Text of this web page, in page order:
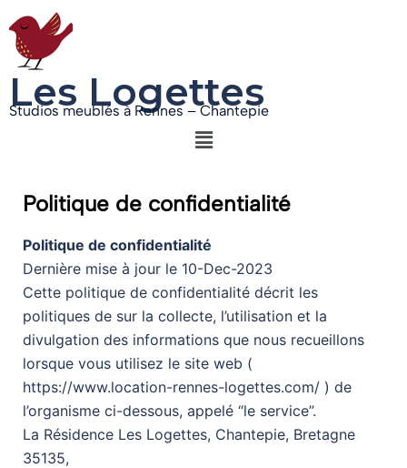
Les Logettes
Studios meublés à Rennes – Chantepie
Politique de confidentialité
Politique de confidentialité
Dernière mise à jour le 10-Dec-2023
Cette politique de confidentialité décrit les
politiques de sur la collecte, l’utilisation et la
divulgation des informations que nous recueillons
lorsque vous utilisez le site web (
https://www.location-rennes-logettes.com/ ) de
l’organisme ci-dessous, appelé “le service”.
La Résidence Les Logettes, Chantepie, Bretagne
35135,